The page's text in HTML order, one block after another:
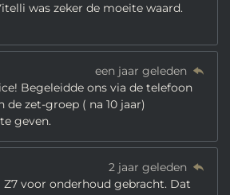
was zeker de moeite waard.
een jaar geleden
Begeleidde ons via de telefoon
zet-groep ( na 10 jaar)
geven.
2 jaar geleden
Z7 voor onderhoud gebracht. Dat